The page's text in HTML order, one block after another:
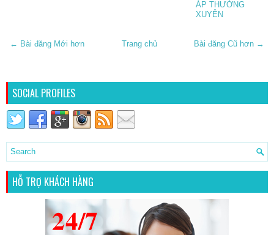
ÁP THƯỜNG
XUYÊN
← Bài đăng Mới hơn Bài đăng Cũ hơn →
Trang chủ
SOCIAL PROFILES
HỖ TRỢ KHÁCH HÀNG